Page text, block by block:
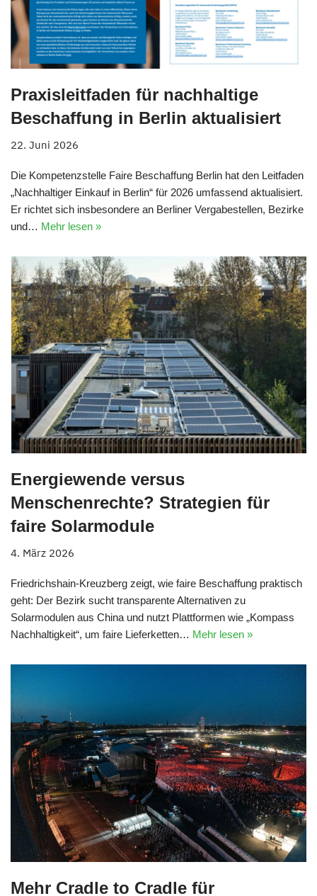
Praxisleitfaden für nachhaltige
Beschaffung in Berlin aktualisiert
22. Juni 2026
Die Kompetenzstelle Faire Beschaffung Berlin hat den Leitfaden
„Nachhaltiger Einkauf in Berlin“ für 2026 umfassend aktualisiert.
Er richtet sich insbesondere an Berliner Vergabestellen, Bezirke
und… Mehr lesen »
Energiewende versus
Menschenrechte? Strategien für
faire Solarmodule
4. März 2026
Friedrichshain‑Kreuzberg zeigt, wie faire Beschaffung praktisch
geht: Der Bezirk sucht transparente Alternativen zu
Solarmodulen aus China und nutzt Plattformen wie „Kompass
Nachhaltigkeit“, um faire Lieferketten… Mehr lesen »
Mehr Cradle to Cradle für